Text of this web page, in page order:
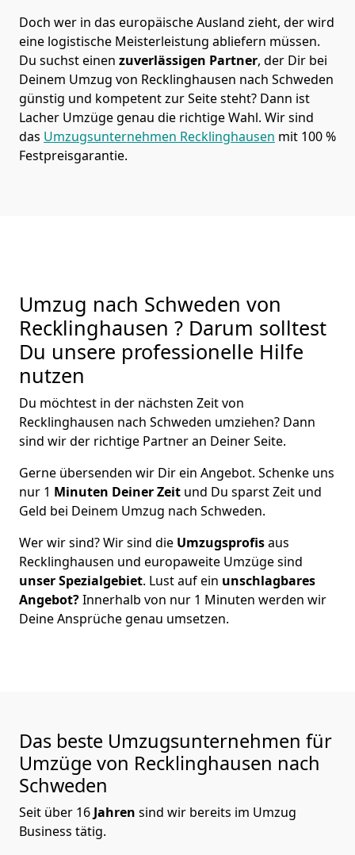
Doch wer in das europäische Ausland zieht, der wird
eine logistische Meisterleistung abliefern müssen.
Du suchst einen zuverlässigen Partner, der Dir bei
Deinem Umzug von Recklinghausen nach Schweden
günstig und kompetent zur Seite steht? Dann ist
Lacher Umzügegenau die richtige Wahl. Wir sind
das Umzugsunternehmen Recklinghausen mit 100 %
Festpreisgarantie.
Umzug nach Schweden von
Recklinghausen ? Darum solltest
Du unsere professionelle Hilfe
nutzen
Du möchtest in der nächsten Zeit von
Recklinghausen nach Schweden umziehen? Dann
sind wir der richtige Partner an Deiner Seite.
Gerne übersenden wir Dir ein Angebot. Schenke uns
nur 1 Minuten Deiner Zeit und Du sparst Zeit und
Geld bei Deinem Umzug nach Schweden.
Wer wir sind? Wir sind die Umzugsprofisaus
Recklinghausen und europaweite Umzüge sind
unser Spezialgebiet. Lust auf ein unschlagbares
Angebot?Innerhalb von nur 1 Minuten werden wir
Deine Ansprüche genau umsetzen.
Das beste Umzugsunternehmen für
Umzüge von Recklinghausen nach
Schweden
Seit über 16 Jahren sind wir bereits im Umzug
Business tätig.